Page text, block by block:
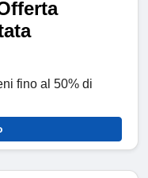
fino al 50% di